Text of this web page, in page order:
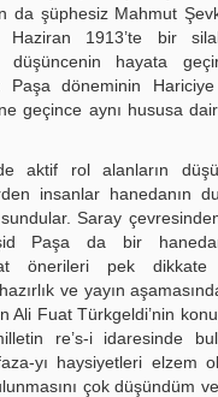
da şüphesiz Mahmut
Haziran 1913’te bir
hayata
Paşa döneminin
geçince aynı hususa
aktif rol alanların
insanlar hanedanın
Saray
Paşa da bir
önerileri pek dikkate
ve yayın
Ali Fuat Türkgeldi’nin
re’s-i idaresinde
yı haysiyetleri elzem
çok düşündüm